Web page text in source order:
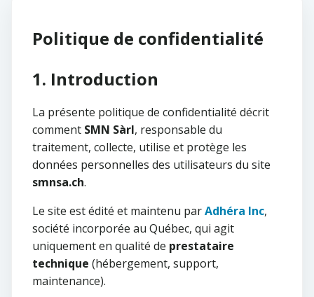
Politique de confidentialité
1. Introduction
La présente politique de confidentialité décrit
comment SMN Sàrl, responsable du
traitement, collecte, utilise et protège les
données personnelles des utilisateurs du site
smnsa.ch.
Le site est édité et maintenu parAdhéra Inc,
société incorporée au Québec, qui agit
uniquement en qualité de prestataire
technique (hébergement, support,
maintenance).